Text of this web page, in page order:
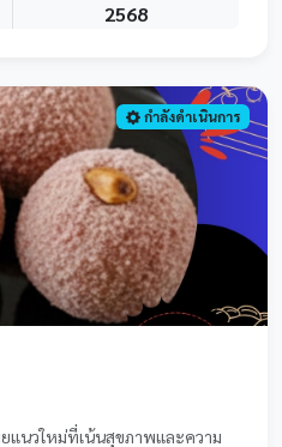
2568
กำลังดำเนินการ
แนวใหม่ที่เน้นสุขภาพและความ